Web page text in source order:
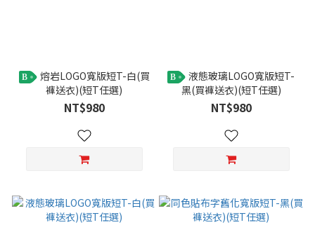
B
褲送衣)(短T任選)
NT$980
B
黑(買褲送衣)(短T任選)
NT$980